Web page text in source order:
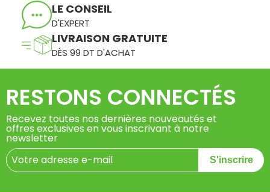
LE CONSEIL
D'EXPERT
LIVRAISON GRATUITE
DÈS 99 DT D'ACHAT
RESTONS CONNECTÉS
Recevez toutes nos dernières nouveautés et
offres exclusives en vous inscrivant à notre
newsletter
S'inscrire